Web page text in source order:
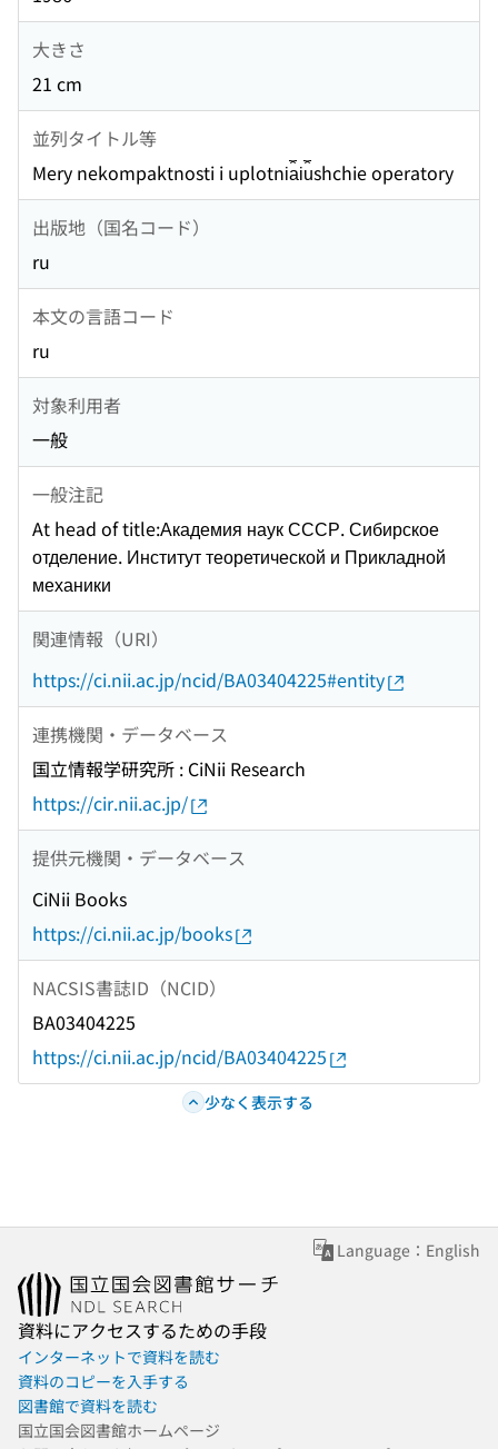
大きさ
21 cm
並列タイトル等
Mery nekompaktnosti i uplotni︠a︡i︠u︡shchie operatory
出版地（国名コード）
ru
本文の言語コード
ru
対象利用者
一般
一般注記
At head of title:Академия наук СССР. Сибирское
отделение. Институт теоретической и Прикладной
механики
関連情報（URI）
https://ci.nii.ac.jp/ncid/BA03404225#entity
連携機関・データベース
国立情報学研究所 : CiNii Research
https://cir.nii.ac.jp/
提供元機関・データベース
CiNii Books
https://ci.nii.ac.jp/books
NACSIS書誌ID（NCID）
BA03404225
https://ci.nii.ac.jp/ncid/BA03404225
少なく表示する
Language：English
資料にアクセスするための手段
インターネットで資料を読む
資料のコピーを入手する
図書館で資料を読む
国立国会図書館ホームページ